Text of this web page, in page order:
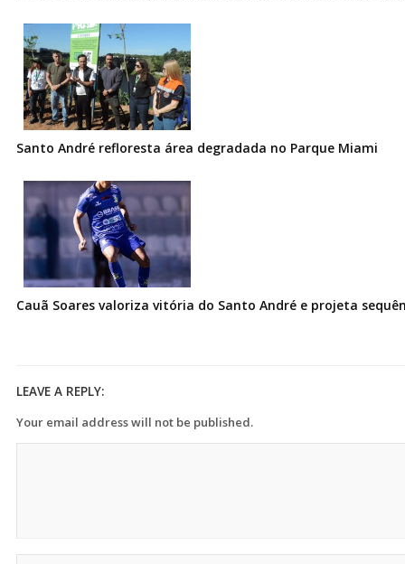
Santo André refloresta área degradada no Parque Miami
Cauã Soares valoriza vitória do Santo André e projeta
LEAVE A REPLY:
Your email address will not be published.